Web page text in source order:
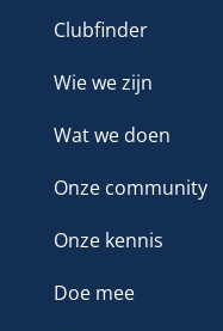
Clubfinder
Wie we zijn
Wat we doen
Onze community
Onze kennis
Doe mee